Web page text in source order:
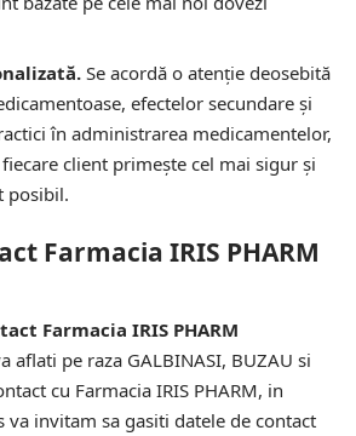
Se acordă o atenție deosebită
efectelor secundare și
în administrarea medicamentelor,
client primește cel mai sigur și
posibil.
Farmacia IRIS PHARM
Farmacia IRIS PHARM
aflati pe raza GALBINASI, BUZAU si
cu Farmacia IRIS PHARM, in
va invitam sa gasiti datele de contact